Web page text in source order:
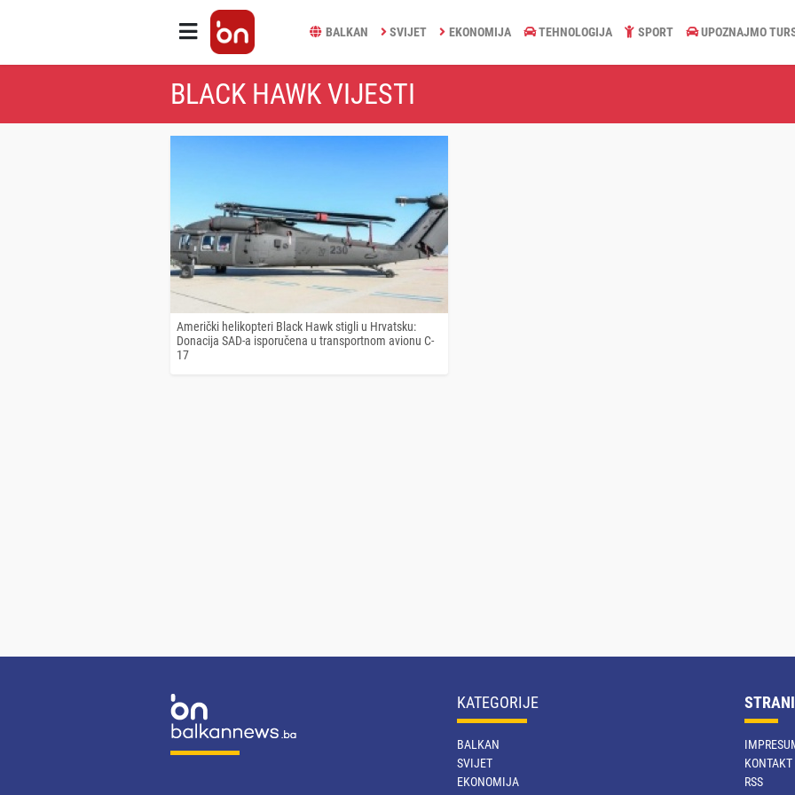
BALKAN SVIJET EKONOMIJA TEHNOLOGIJA SPORT UPOZNAJMO
BLACK HAWK VIJESTI
Američki helikopteri Black Hawk stigli u Hrvatsku:
Donacija SAD-a isporučena u transportnom avionu C-
17
KATEGORIJE
BALKAN
SVIJET
EKONOMIJA
KONTAKT
RSS